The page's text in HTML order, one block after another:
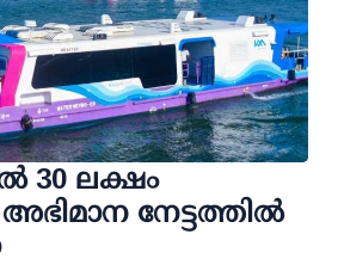
30 ലക്ഷം
നേട്ടത്തില്‍